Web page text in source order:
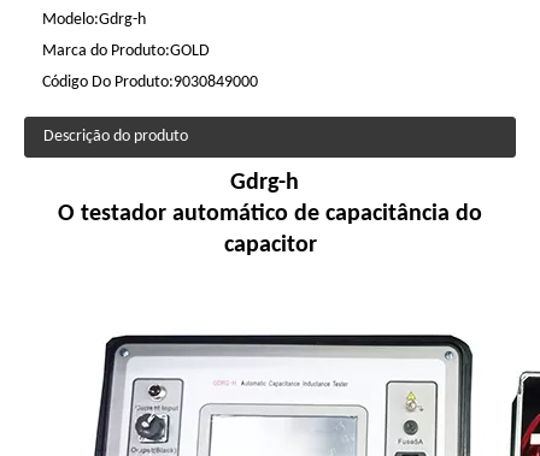
Modelo:Gdrg-h
Marca do Produto:GOLD
Código Do Produto:9030849000
Descrição do produto
Gdrg-h
O testador automático de capacitância do
capacitor